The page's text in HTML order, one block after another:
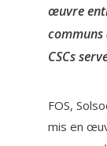
œuvre
communs
CSCs
FOS,
mis en